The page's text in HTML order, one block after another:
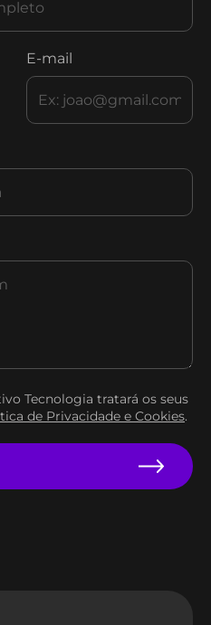
E-mail
Tecnologia tratará os seus
de Privacidade e Cookies.